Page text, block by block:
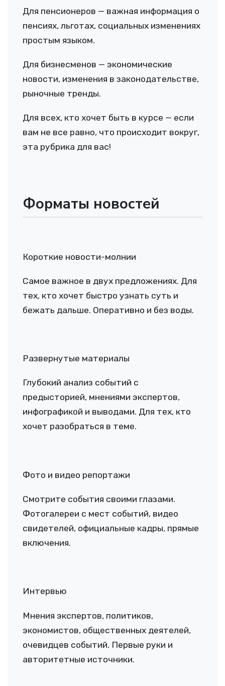
Для пенсионеров — важная информация о
пенсиях, льготах, социальных изменениях
простым языком.
Для бизнесменов — экономические
новости, изменения в законодательстве,
рыночные тренды.
Для всех, кто хочет быть в курсе — если
вам не все равно, что происходит вокруг,
эта рубрика для вас!
Форматы новостей
Короткие новости-молнии
Самое важное в двух предложениях. Для
тех, кто хочет быстро узнать суть и
бежать дальше. Оперативно и без воды.
Развернутые материалы
Глубокий анализ событий с
предысторией, мнениями экспертов,
инфографикой и выводами. Для тех, кто
хочет разобраться в теме.
Фото и видео репортажи
Смотрите события своими глазами.
Фотогалереи с мест событий, видео
свидетелей, официальные кадры, прямые
включения.
Интервью
Мнения экспертов, политиков,
экономистов, общественных деятелей,
очевидцев событий. Первые руки и
авторитетные источники.